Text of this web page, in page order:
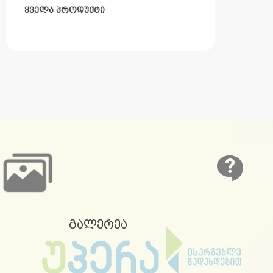
ყველა პროდუქტი
გალერეა